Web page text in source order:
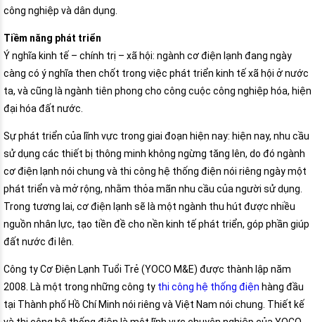
công nghiệp và dân dụng.
Tiềm năng phát triển
Ý nghĩa kinh tế – chính trị – xã hội: ngành cơ điện lạnh đang ngày
càng có ý nghĩa then chốt trong việc phát triển kinh tế xã hội ở nước
ta, và cũng là ngành tiên phong cho công cuộc công nghiệp hóa, hiện
đại hóa đất nước.
Sự phát triển của lĩnh vực trong giai đoạn hiện nay: hiện nay, nhu cầu
sử dụng các thiết bị thông minh không ngừng tăng lên, do đó ngành
cơ điện lạnh nói chung và thi công hệ thống điện nói riêng ngày một
phát triển và mở rộng, nhằm thỏa mãn nhu cầu của người sử dụng.
Trong tương lai, cơ điện lạnh sẽ là một ngành thu hút được nhiều
nguồn nhân lực, tạo tiền đề cho nền kinh tế phát triển, góp phần giúp
đất nước đi lên.
Công ty Cơ Điện Lạnh Tuổi Trẻ (YOCO M&E) được thành lập năm
2008. Là một trong những công ty thi công hệ thống điện hàng đầu
tại Thành phố Hồ Chí Minh nói riêng và Việt Nam nói chung. Thiết kế